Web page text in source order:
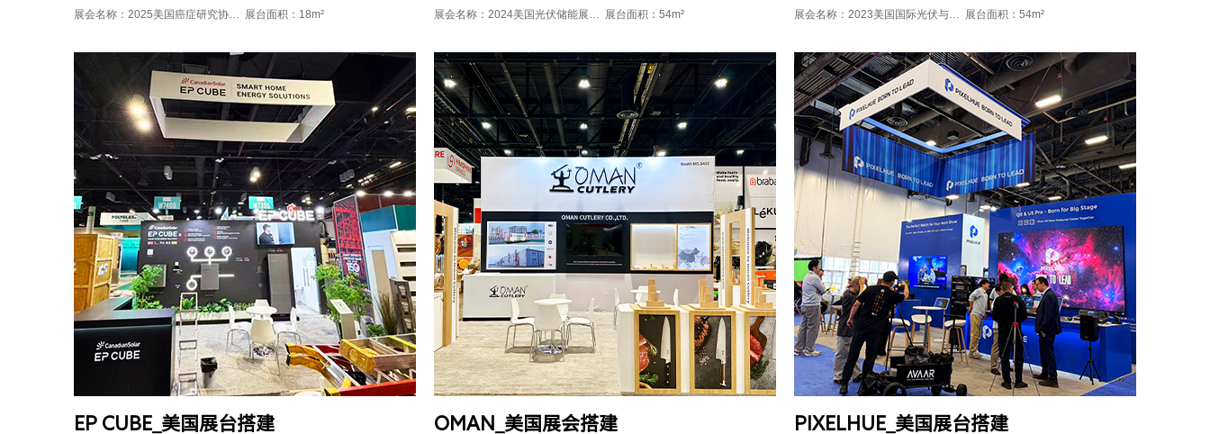
展会名称：2025美国癌症研究协会年会(AACR) 展台面积：18m²
展会名称：2024美国光伏储能展览会RE+ 展台面积：54m²
展会名称：2023美国国际光伏与能源展RE+ 展台面积：54m²
EP CUBE_美国展台搭建 OMAN_美国展会搭建 PIXELHUE_美国展台搭建